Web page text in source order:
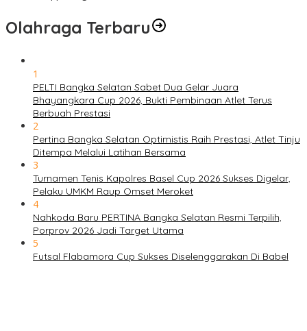
Olahraga Terbaru
1
PELTI Bangka Selatan Sabet Dua Gelar Juara
Bhayangkara Cup 2026, Bukti Pembinaan Atlet Terus
Berbuah Prestasi
2
Pertina Bangka Selatan Optimistis Raih Prestasi, Atlet Tinju
Ditempa Melalui Latihan Bersama
3
Turnamen Tenis Kapolres Basel Cup 2026 Sukses Digelar,
Pelaku UMKM Raup Omset Meroket
4
Nahkoda Baru PERTINA Bangka Selatan Resmi Terpilih,
Porprov 2026 Jadi Target Utama
5
Futsal Flabamora Cup Sukses Diselenggarakan Di Babel